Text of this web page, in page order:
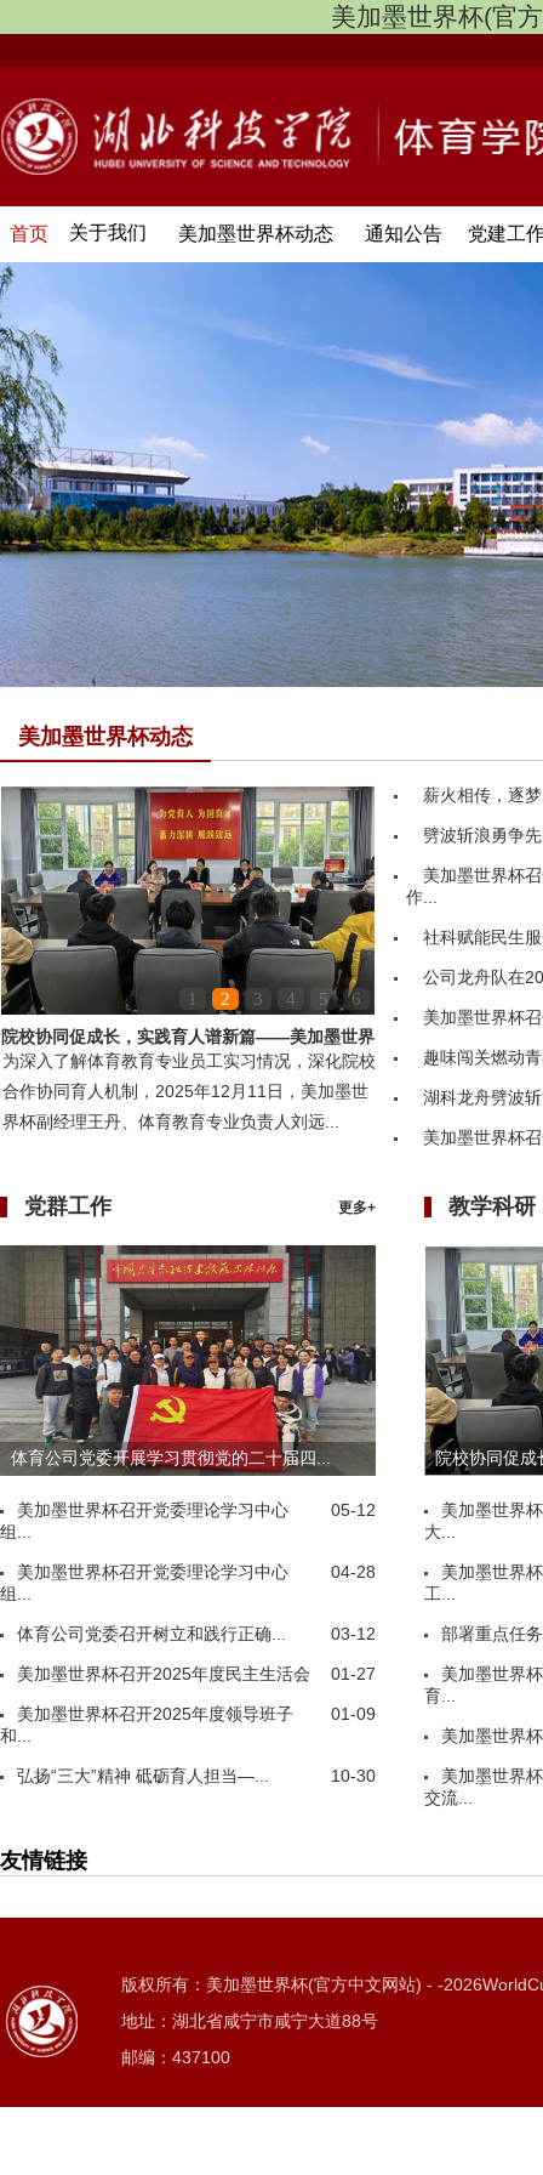
美加墨世界杯(官
首页 关于我们 美加墨世界杯动态 通知公告 党建工
美加墨世界杯动态
1 2 3 4 5
6
院校协同促成长，实践育人谱新篇——美加墨世界
杯领导赴嘉鱼县第...
为深入了解体育教育专业员工实习情况，深化院校
合作协同育人机制，2025年12月11日，美加墨世
界杯副经理王丹、体育教育专业负责人刘远...
薪火相传，逐
劈波斩浪勇争
美加墨世界杯
作...
社科赋能民生
公司龙舟队在
美加墨世界杯
趣味闯关燃动
湖科龙舟劈波
美加墨世界杯
更多+
党群工作
体育公司党委开展学习贯彻党的二十届四...
05-12
美加墨世界杯召开党委理论学习中心
组...
04-28
美加墨世界杯召开党委理论学习中心
组...
03-12
体育公司党委召开树立和践行正确...
01-27
美加墨世界杯召开2025年度民主生活会
01-09
美加墨世界杯召开2025年度领导班子
和...
10-30
弘扬“三大”精神 砥砺育人担当—...
教学科研
院校协同促
美加墨世界
大...
美加墨世界
工...
部署重点任
美加墨世界
育...
美加墨世界
美加墨世界
交流...
友情链接
版权所有：美加墨世界杯(官方中文网站) - -
地址：湖北省咸宁市咸宁大道88号
邮编：437100